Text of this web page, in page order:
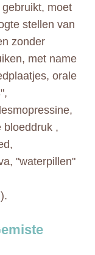
moet
stellen van
zonder
met name
orale
bloeddruk ,
"waterpillen"